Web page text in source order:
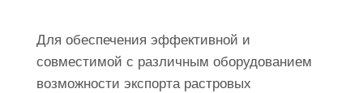
Для обеспечения эффективной и
совместимой с различным оборудованием
возможности экспорта растровых